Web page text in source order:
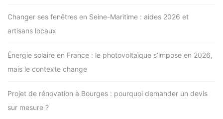
Changer ses fenêtres en Seine-Maritime : aides 2026 et
artisans locaux
Énergie solaire en France : le photovoltaïque s’impose en 2026,
mais le contexte change
Projet de rénovation à Bourges : pourquoi demander un devis
sur mesure ?